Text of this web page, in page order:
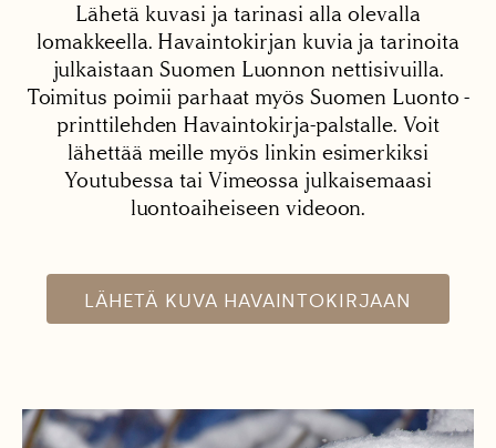
Lähetä kuvasi ja tarinasi alla olevalla
lomakkeella. Havaintokirjan kuvia ja tarinoita
julkaistaan Suomen Luonnon nettisivuilla.
Toimitus poimii parhaat myös Suomen Luonto -
printtilehden Havaintokirja-palstalle. Voit
lähettää meille myös linkin esimerkiksi
Youtubessa tai Vimeossa julkaisemaasi
luontoaiheiseen videoon.
LÄHETÄ KUVA HAVAINTOKIRJAAN